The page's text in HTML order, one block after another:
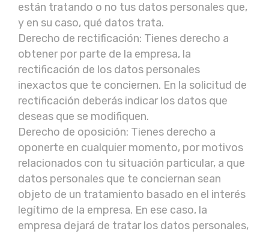
están tratando o no tus datos personales que,
y en su caso, qué datos trata.
Derecho de rectificación: Tienes derecho a
obtener por parte de la empresa, la
rectificación de los datos personales
inexactos que te conciernen. En la solicitud de
rectificación deberás indicar los datos que
deseas que se modifiquen.
Derecho de oposición: Tienes derecho a
oponerte en cualquier momento, por motivos
relacionados con tu situación particular, a que
datos personales que te conciernan sean
objeto de un tratamiento basado en el interés
legítimo de la empresa. En ese caso, la
empresa dejará de tratar los datos personales,